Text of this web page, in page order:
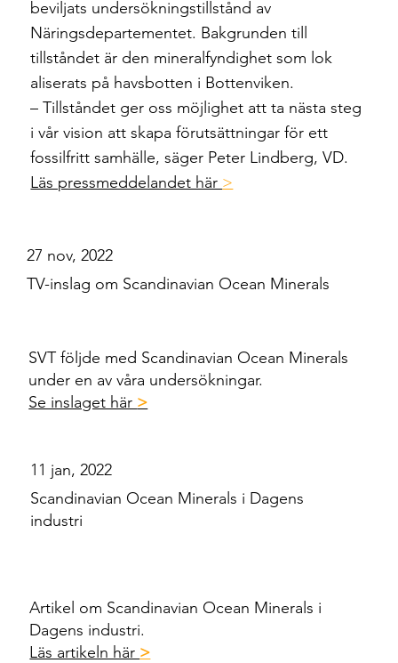
27 nov, 2022
TV-inslag om Scandinavian Ocean Minerals
SVT följde med Scandinavian Ocean Minerals
under en av våra undersökningar.
Se inslaget här >
beviljats undersökningstillstånd av
Näringsdepartementet. Bakgrunden till
tillståndet är den mineralfyndighet som lok
aliserats på havsbotten i Bottenviken.
­– Tillståndet ger oss möjlighet att ta nästa steg
i vår vision att skapa förutsättningar för ett
fossilfritt samhälle, säger Peter Lindberg, VD.
Läs pressmeddelandet här >
11 jan, 2022
Scandinavian Ocean Minerals i Dagens
industri
Artikel om Scandinavian Ocean Minerals i
Dagens industri.
Läs artikeln här >